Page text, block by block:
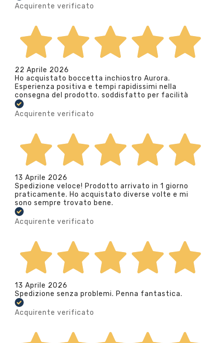
Acquirente verificato
22 Aprile 2026
Ho acquistato boccetta inchiostro Aurora.
Esperienza positiva e tempi rapidissimi nella
consegna del prodotto. soddisfatto per facilità
Acquirente verificato
13 Aprile 2026
Spedizione veloce! Prodotto arrivato in 1 giorno
praticamente. Ho acquistato diverse volte e mi
sono sempre trovato bene.
Acquirente verificato
13 Aprile 2026
Spedizione senza problemi. Penna fantastica.
Acquirente verificato